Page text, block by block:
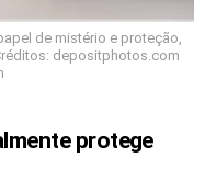
de mistério e proteção,
depositphotos.com
protege